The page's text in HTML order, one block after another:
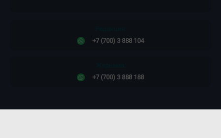
+7 (700) 3 888 104
+7 (700) 3 888 188